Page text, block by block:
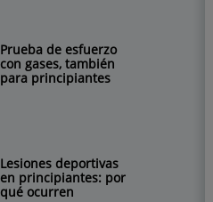
Prueba de esfuerzo
con gases, también
para principiantes
Lesiones deportivas
en principiantes: por
qué ocurren